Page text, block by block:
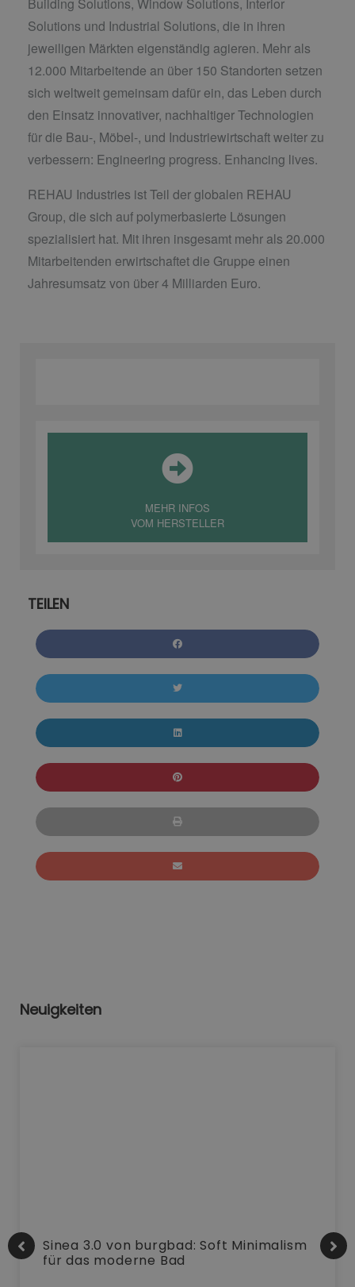
Building Solutions, Window Solutions, Interior
Solutions und Industrial Solutions, die in ihren
jeweiligen Märkten eigenständig agieren. Mehr als
12.000 Mitarbeitende an über 150 Standorten setzen
sich weltweit gemeinsam dafür ein, das Leben durch
den Einsatz innovativer, nachhaltiger Technologien
für die Bau-, Möbel-, und Industriewirtschaft weiter zu
verbessern: Engineering progress. Enhancing lives.
REHAU Industries ist Teil der globalen REHAU
Group, die sich auf polymerbasierte Lösungen
spezialisiert hat. Mit ihren insgesamt mehr als 20.000
Mitarbeitenden erwirtschaftet die Gruppe einen
Jahresumsatz von über 4 Milliarden Euro.
MEHR INFOS
VOM HERSTELLER
TEILEN
Neuigkeiten
Sinea 3.0 von burgbad: Soft Minimalism
für das moderne Bad